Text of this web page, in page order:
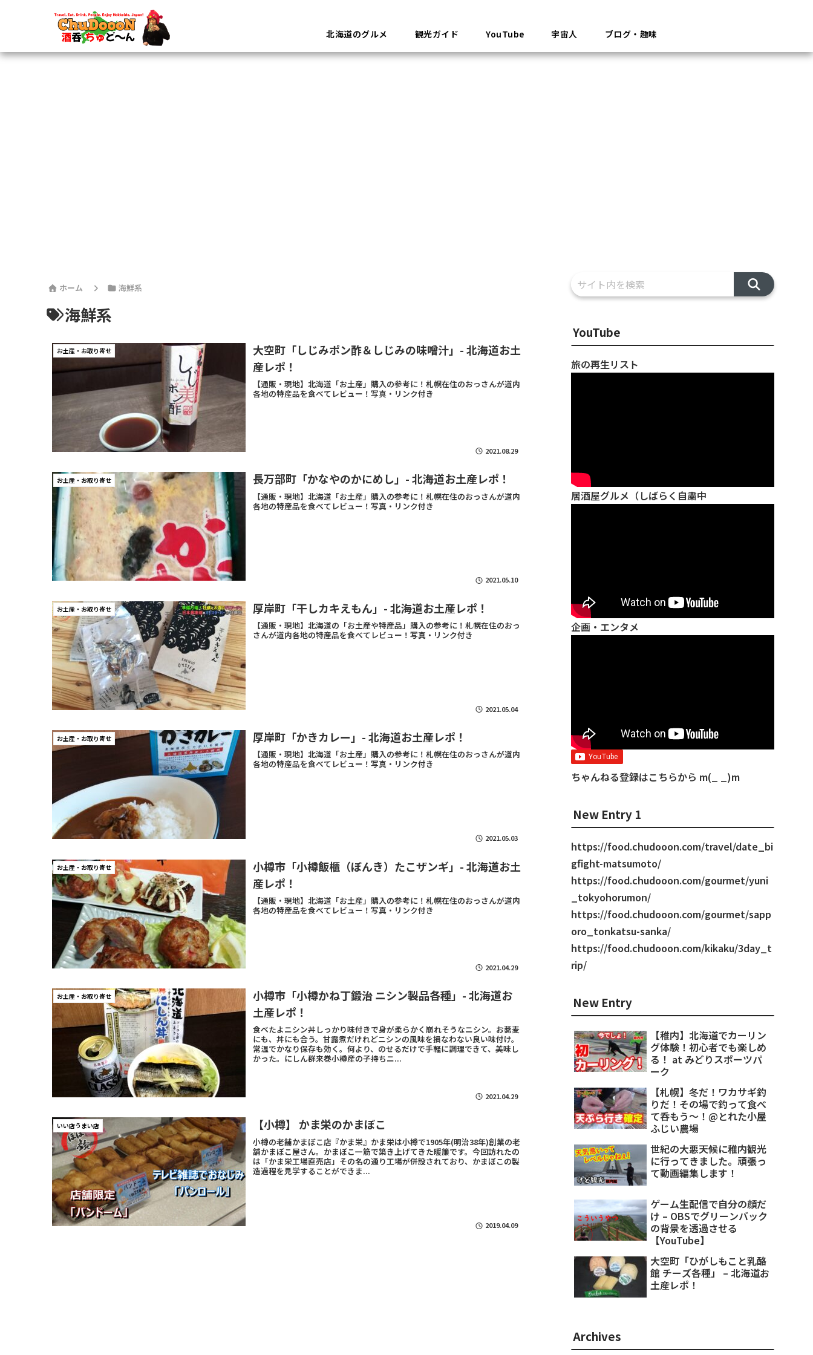
北海道のグルメ 観光ガイド YouTube 宇宙人 ブログ・趣味
ホーム 海鮮系
海鮮系
お土産・お取り寄せ
大空町「しじみポン酢＆しじみの味噌汁」- 北海道お土
産レポ！
【通販・現地】北海道「お土産」購入の参考に！札幌在住のおっさんが道内
各地の特産品を食べてレビュー！写真・リンク付き
2021.08.29
お土産・お取り寄せ 長万部町「かなやのかにめし」- 北海道お土産レポ！
【通販・現地】北海道「お土産」購入の参考に！札幌在住のおっさんが道内
各地の特産品を食べてレビュー！写真・リンク付き
2021.05.10
お土産・お取り寄せ 厚岸町「干しカキえもん」- 北海道お土産レポ！
【通販・現地】北海道の「お土産や特産品」購入の参考に！札幌在住のおっ
さんが道内各地の特産品を食べてレビュー！写真・リンク付き
2021.05.04
お土産・お取り寄せ 厚岸町「かきカレー」- 北海道お土産レポ！
【通販・現地】北海道「お土産」購入の参考に！札幌在住のおっさんが道内
各地の特産品を食べてレビュー！写真・リンク付き
2021.05.03
お土産・お取り寄せ
小樽市「小樽飯櫃（ぼんき）たこザンギ」- 北海道お土
産レポ！
【通販・現地】北海道「お土産」購入の参考に！札幌在住のおっさんが道内
各地の特産品を食べてレビュー！写真・リンク付き
2021.04.29
お土産・お取り寄せ
小樽市「小樽かね丁鍛治 ニシン製品各種」- 北海道お
土産レポ！
食べたよニシン丼しっかり味付きで身が柔らかく崩れそうなニシン。お蕎麦
にも、丼にも合う。甘露煮だけれどニシンの風味を損なわない良い味付け。
常温でかなり保存も効く。何より、のせるだけで手軽に調理できて、美味し
かった。にしん群来巻小樽産の子持ちニ...
2021.04.29
いい店うまい店 【小樽】 かま栄のかまぼこ
小樽の老舗かまぼこ店『かま栄』かま栄は小樽で1905年(明治38年)創業の老
舗かまぼこ屋さん。かまぼこ一筋で築き上げてきた暖簾です。今回訪れたの
は「かま栄工場直売店」その名の通り工場が併設されており、かまぼこの製
造過程を見学することができま...
2019.04.09
YouTube
旅の再生リスト
居酒屋グルメ（しばらく自粛中
企画・エンタメ
ちゃんねる登録はこちらから m(_ _)m
New Entry 1
https://food.chudooon.com/travel/date_bi
gfight-matsumoto/
https://food.chudooon.com/gourmet/yuni
_tokyohorumon/
https://food.chudooon.com/gourmet/sapp
oro_tonkatsu-sanka/
https://food.chudooon.com/kikaku/3day_t
rip/
New Entry
【稚内】北海道でカーリン
グ体験！初心者でも楽しめ
る！ at みどりスポーツパ
ーク
【札幌】冬だ！ワカサギ釣
りだ！その場で釣って食べ
て呑もう～！@とれた小屋
ふじい農場
世紀の大悪天候に稚内観光
に行ってきました。頑張っ
て動画編集します！
ゲーム生配信で自分の顔だ
け – OBSでグリーンバック
の背景を透過させる
【YouTube】
大空町「ひがしもこと乳酪
館 チーズ各種」 – 北海道お
土産レポ！
Archives